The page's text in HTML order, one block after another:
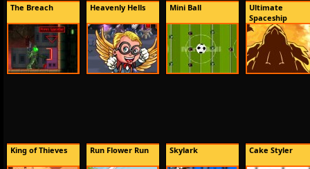
The Breach Heavenly Hells Mini Ball
Ultimate
Spaceship
King of Thieves Run Flower Run Skylark Cake Styler